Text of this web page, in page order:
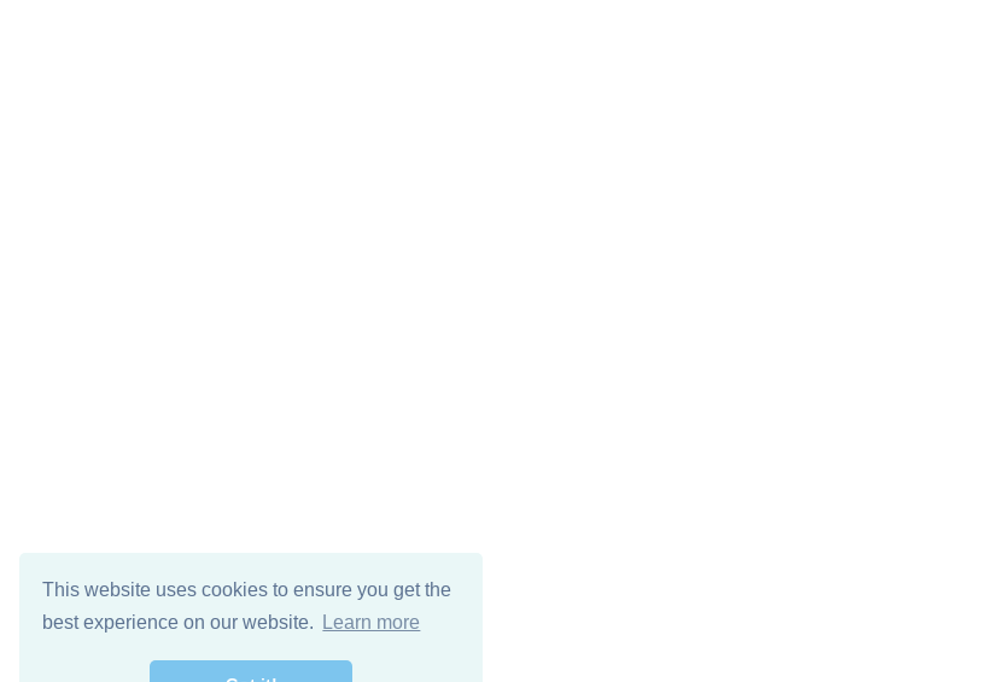
This website uses cookies to ensure you get the
best experience on our website.
Learn more